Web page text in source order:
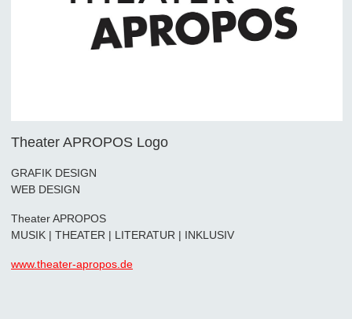
Theater APROPOS Logo
GRAFIK DESIGN
WEB DESIGN
Theater APROPOS
MUSIK | THEATER | LITERATUR | INKLUSIV
www.theater-apropos.de